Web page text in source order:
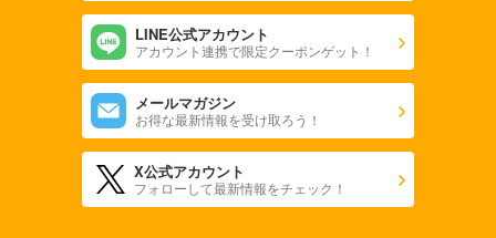
LINE公式アカウント
アカウント連携で限定クーポンゲット！
メールマガジン
お得な最新情報を受け取ろう！
X公式アカウント
フォローして最新情報をチェック！